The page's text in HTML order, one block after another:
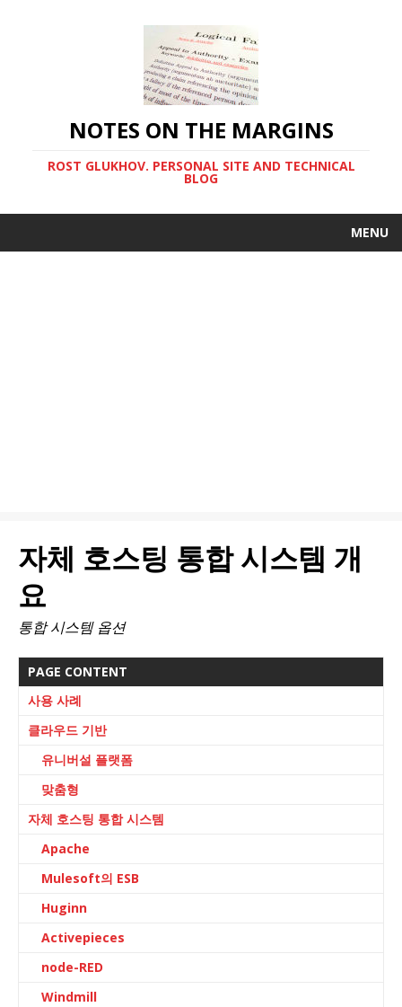
NOTES ON THE MARGINS
ROST GLUKHOV. PERSONAL SITE AND TECHNICAL
BLOG
MENU
자체 호스팅 통합 시스템 개
요
통합 시스템 옵션
PAGE CONTENT
사용 사례
클라우드 기반
유니버설 플랫폼
맞춤형
자체 호스팅 통합 시스템
Apache
Mulesoft의 ESB
Huginn
Activepieces
node-RED
Windmill